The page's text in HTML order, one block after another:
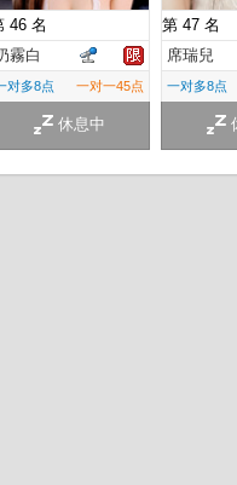
46 名
霧白
对多8点 一对一45点
休息中
第 47 名
席瑞兒
一对多8点